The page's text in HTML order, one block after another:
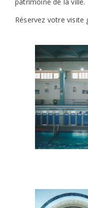
Réservez votre visite